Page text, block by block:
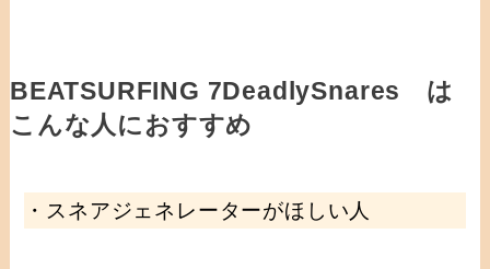
BEATSURFING 7DeadlySnares は
こんな人におすすめ
・スネアジェネレーターがほしい人